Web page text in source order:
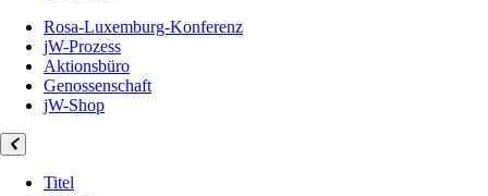
Rosa-Luxemburg-Konferenz
jW-Prozess
Aktionsbüro
Genossenschaft
jW-Shop
Titel